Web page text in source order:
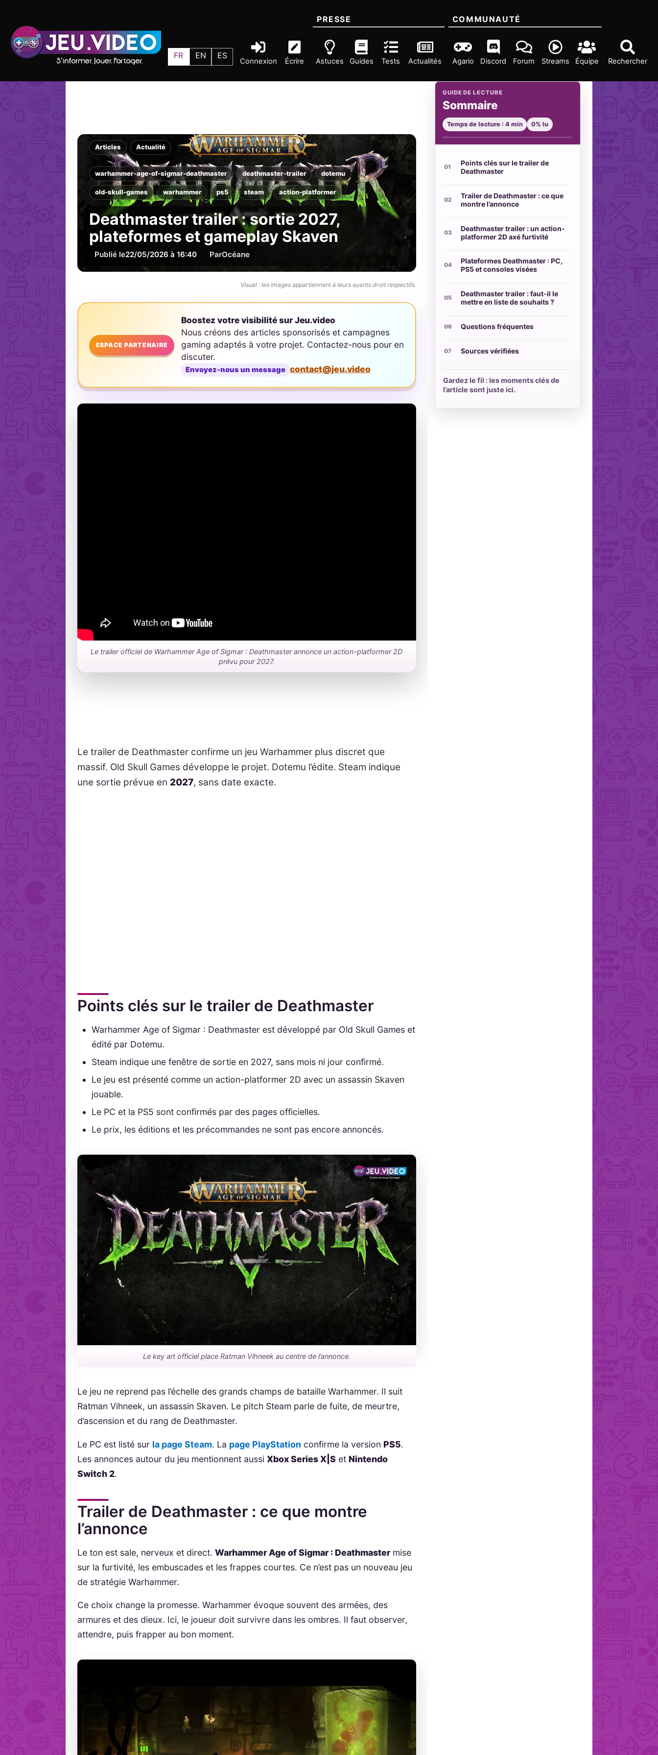
FR EN ES
Connexion Écrire Rechercher
PRESSE
Astuces Guides Tests Actualités
COMMUNAUTÉ
Agario Discord Forum Streams Équipe
Articles Actualité
warhammer-age-of-sigmar-deathmaster deathmaster-trailer dotemu
old-skull-games warhammer ps5 steam action-platformer
Deathmaster trailer : sortie 2027,
plateformes et gameplay Skaven
Publié le22/05/2026 à 16:40 ParOcéane
Visuel : les images appartiennent à leurs ayants droit respectifs.
ESPACE PARTENAIRE
Boostez votre visibilité sur Jeu.video
Nous créons des articles sponsorisés et campagnes
gaming adaptés à votre projet. Contactez-nous pour en
discuter.
Envoyez-nous un message contact@jeu.video
Le trailer officiel de Warhammer Age of Sigmar : Deathmaster annonce un action-platformer 2D
prévu pour 2027.
Le trailer de Deathmaster confirme un jeu Warhammer plus discret que
massif. Old Skull Games développe le projet. Dotemu l’édite. Steam indique
une sortie prévue en 2027, sans date exacte.
Points clés sur le trailer de Deathmaster
Warhammer Age of Sigmar : Deathmaster est développé par Old Skull Games et
édité par Dotemu.
Steam indique une fenêtre de sortie en 2027, sans mois ni jour confirmé.
Le jeu est présenté comme un action-platformer 2D avec un assassin Skaven
jouable.
Le PC et la PS5 sont confirmés par des pages officielles.
Le prix, les éditions et les précommandes ne sont pas encore annoncés.
Le key art officiel place Ratman Vihneek au centre de l’annonce.
Le jeu ne reprend pas l’échelle des grands champs de bataille Warhammer. Il suit
Ratman Vihneek, un assassin Skaven. Le pitch Steam parle de fuite, de meurtre,
d’ascension et du rang de Deathmaster.
Le PC est listé sur la page Steam. La page PlayStation confirme la version PS5.
Les annonces autour du jeu mentionnent aussiXbox Series X|S et Nintendo
Switch 2.
Trailer de Deathmaster : ce que montre
l’annonce
Le ton est sale, nerveux et direct.Warhammer Age of Sigmar : Deathmastermise
sur la furtivité, les embuscades et les frappes courtes. Ce n’est pas un nouveau jeu
de stratégie Warhammer.
Ce choix change la promesse. Warhammer évoque souvent des armées, des
armures et des dieux. Ici, le joueur doit survivre dans les ombres. Il faut observer,
attendre, puis frapper au bon moment.
GUIDE DE LECTURE
Sommaire
Temps de lecture : 4 min 0% lu
Points clés sur le trailer de
Deathmaster
Trailer de Deathmaster : ce que
montre l’annonce
Deathmaster trailer : un action-
platformer 2D axé furtivité
Plateformes Deathmaster : PC,
PS5 et consoles visées
Deathmaster trailer : faut-il le
mettre en liste de souhaits ?
Questions fréquentes
Sources vérifiées
Gardez le fil : les moments clés de
l’article sont juste ici.